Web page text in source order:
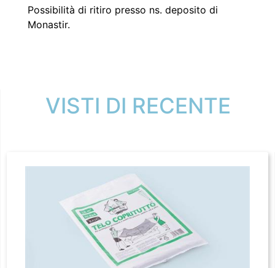
Possibilità di ritiro presso ns. deposito di
Monastir.
VISTI DI RECENTE